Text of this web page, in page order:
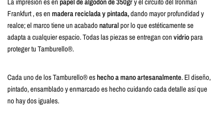
Frankfurt , es enmadera reciclada y pintada,dando mayor profundidad y
realce; el marco tiene un acabadonaturalpor lo que estéticamente se
adapta a cualquier espacio. Todas las piezas se entregan convidriopara
proteger tu Tamburello®.
Cada uno de los Tamburello® eshecho a mano artesanalmente. El diseño,
pintado, ensamblado y enmarcado es hecho cuidando cada detalle así que
no hay dos iguales.